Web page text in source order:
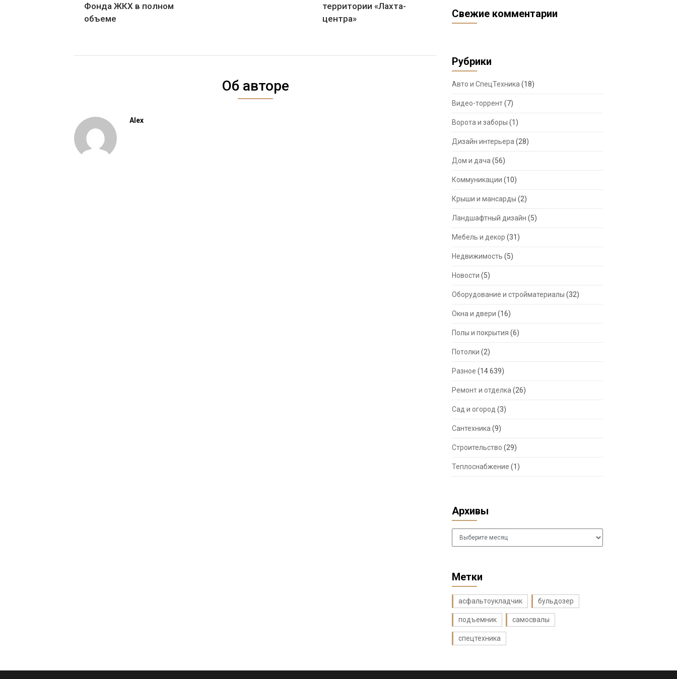
Фонда ЖКХ в полном
объеме
территории «Лахта-
центра»
Об авторе
Alex
Свежие комментарии
Рубрики
Авто и СпецТехника (18)
Видео-торрент(7)
Ворота и заборы (1)
Дизайн интерьера (28)
Дом и дача (56)
Коммуникации (10)
Крыши и мансарды (2)
Ландшафтный дизайн (5)
Мебель и декор (31)
Недвижимость (5)
Новости (5)
Оборудование и стройматериалы (32)
Окна и двери (16)
Полы и покрытия (6)
Потолки (2)
Разное (14 639)
Ремонт и отделка (26)
Сад и огород (3)
Сантехника (9)
Строительство (29)
Теплоснабжение (1)
Архивы
Архивы
Метки
асфальтоукладчик бульдозер
подъемник самосвалы
спецтехника